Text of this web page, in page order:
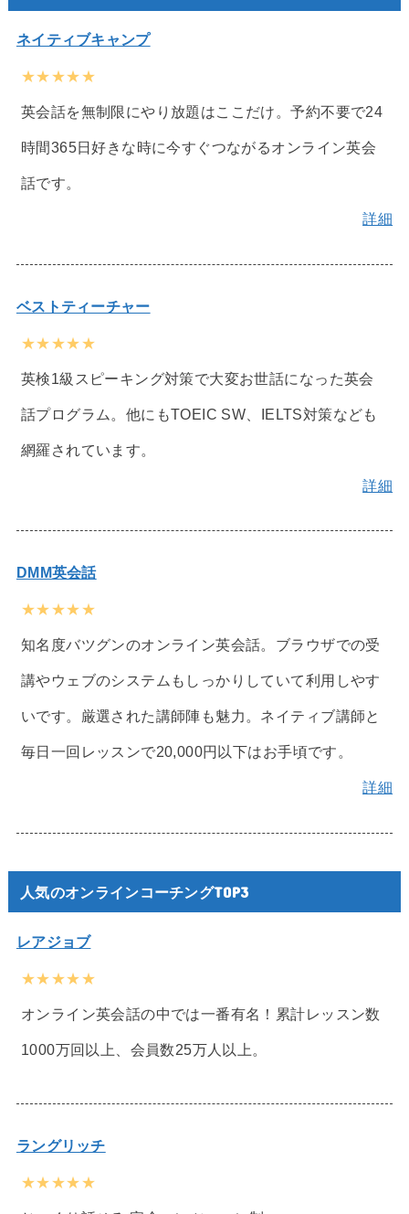
ネイティブキャンプ
★★★★★
英会話を無制限にやり放題はここだけ。予約不要で24
時間365日好きな時に今すぐつながるオンライン英会
話です。
詳細
ベストティーチャー
★★★★★
英検1級スピーキング対策で大変お世話になった英会
話プログラム。他にもTOEIC SW、IELTS対策なども
網羅されています。
詳細
DMM英会話
★★★★★
知名度バツグンのオンライン英会話。ブラウザでの受
講やウェブのシステムもしっかりしていて利用しやす
いです。厳選された講師陣も魅力。ネイティブ講師と
毎日一回レッスンで20,000円以下はお手頃です。
詳細
人気のオンラインコーチングTOP3
レアジョブ
★★★★★
オンライン英会話の中では一番有名！累計レッスン数
1000万回以上、会員数25万人以上。
ラングリッチ
★★★★★